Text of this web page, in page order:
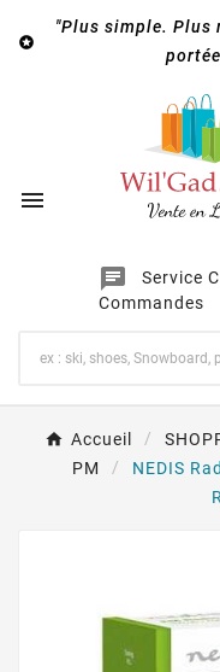

"Plus simple. Plus

chat
Service
Commandes
Accueil
PM
NEDIS